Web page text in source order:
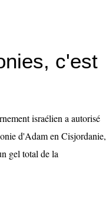
c'est
israélien a autorisé
d'Adam en Cisjordanie,
gel total de la